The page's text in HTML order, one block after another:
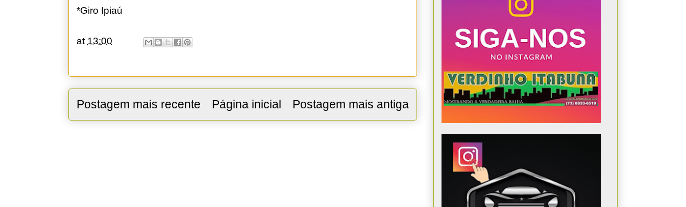
*Giro Ipiaú
at 13:00
Postagem mais recente Postagem mais antiga
Página inicial